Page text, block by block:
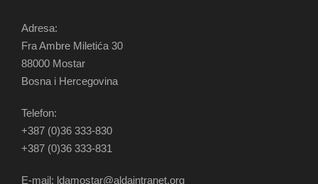
Adresa:
Fra Ambre Miletića 30
88000 Mostar
Bosna i Hercegovina
Telefon:
+387 (0)36 333-830
+387 (0)36 333-831
E-mail: ldamostar@aldaintranet.org